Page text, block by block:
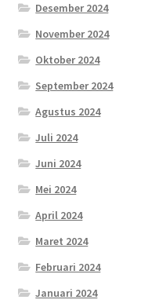
Desember 2024
November 2024
Oktober 2024
September 2024
Agustus 2024
Juli 2024
Juni 2024
Mei 2024
April 2024
Maret 2024
Februari 2024
Januari 2024